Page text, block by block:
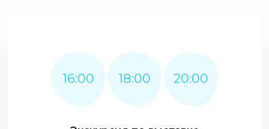
16:00 18:00 20:00